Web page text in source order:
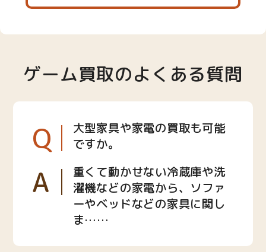
ゲーム買取のよくある質問
Q
大型家具や家電の買取も可能
ですか。
A
重くて動かせない冷蔵庫や洗
濯機などの家電から、ソファ
ーやベッドなどの家具に関し
ま……